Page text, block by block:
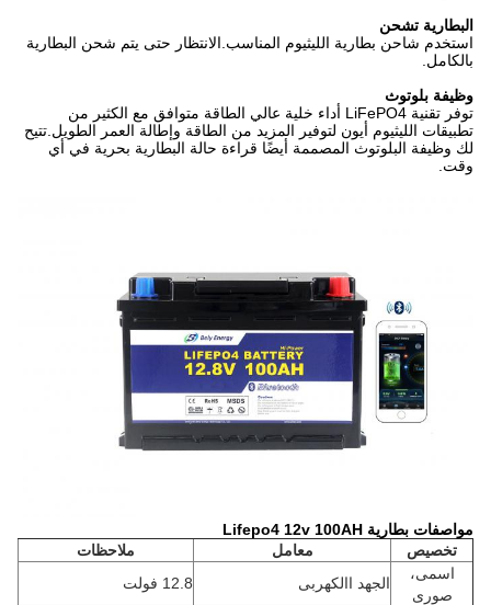
البطارية تشحن
استخدم شاحن بطارية الليثيوم المناسب.الانتظار حتى يتم شحن البطارية
بالكامل.
وظيفة بلوتوث
توفر تقنية LiFePO4 أداء خلية عالي الطاقة متوافق مع الكثير من
تطبيقات الليثيوم أيون لتوفير المزيد من الطاقة وإطالة العمر الطويل.تتيح
لك وظيفة البلوتوث المصممة أيضًا قراءة حالة البطارية بحرية في أي
وقت.
مواصفات بطارية Lifepo4 12v 100AH
تخصيص
معامل
ملاحظات
اسمى،
صورى
الجهد االكهربى 12.8 فولت